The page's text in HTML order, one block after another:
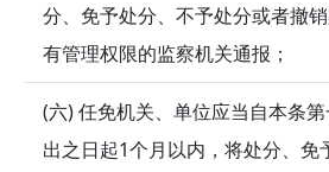
分、免予处分、不予处分或者撤
有管理权限的监察机关通报；
(六) 任免机关、单位应当自本条
出之日起1个月以内，将处分、免